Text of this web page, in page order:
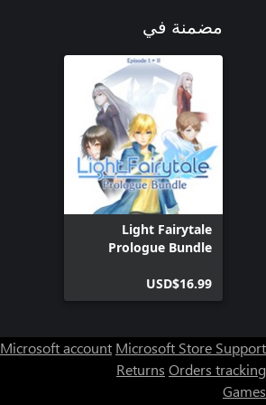
مضمنة في
Light Fairytale
Prologue Bundle
USD$16.99
Microsoft account Microsoft Store Support
Returns Orders tracking
Games